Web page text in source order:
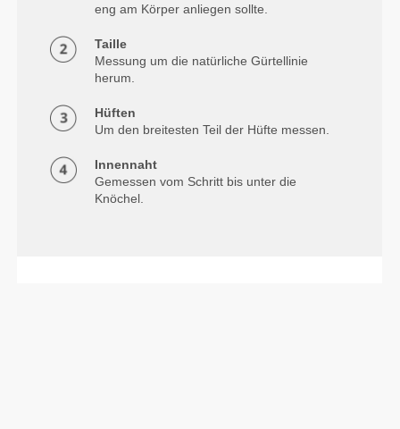
eng am Körper anliegen sollte.
Taille
Messung um die natürliche Gürtellinie
herum.
Hüften
Um den breitesten Teil der Hüfte messen.
Innennaht
Gemessen vom Schritt bis unter die
Knöchel.